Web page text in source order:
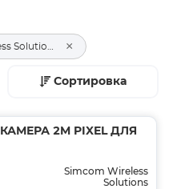
×
Сортировка
КАМЕРА 2M PIXEL ДЛЯ
Simcom Wireless
Solutions